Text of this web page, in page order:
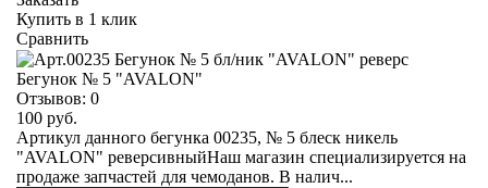
Купить в 1 клик
Сравнить
Бегунок № 5 "AVALON"
Отзывов: 0
100 руб.
Артикул данного бегунка 00235, № 5 блеск никель
"AVALON" реверсивныйНаш магазин специализируется на
продаже запчастей для чемоданов. В налич...